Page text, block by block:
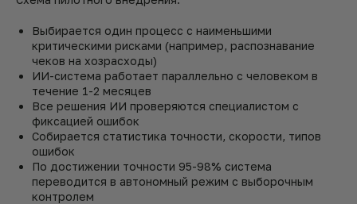
Выбирается один процесс с наименьшими
критическими рисками (например, распознавание
чеков на хозрасходы)
ИИ-система работает параллельно с человеком в
течение 1-2 месяцев
Все решения ИИ проверяются специалистом с
фиксацией ошибок
Собирается статистика точности, скорости, типов
ошибок
По достижении точности 95-98% система
переводится в автономный режим с выборочным
контролем